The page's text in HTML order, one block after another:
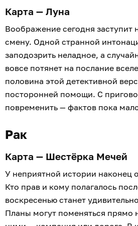
Карта — Луна
Воображение сегодня заступит
смену. Одной странной
заподозрить неладное, а
вовсе потянет на послание
половина этой детективной
посторонней помощи. С
повременить — фактов пока
Рак
Карта — Шестёрка Мечей
У неприятной истории наконец
Кто прав и кому полагалось
воскресенью станет
Планы могут поменяться прямо